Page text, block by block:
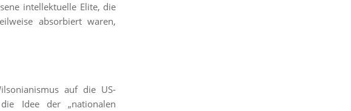
intellektuelle Elite, die
absorbiert waren,
auf die US-
Idee der „nationalen